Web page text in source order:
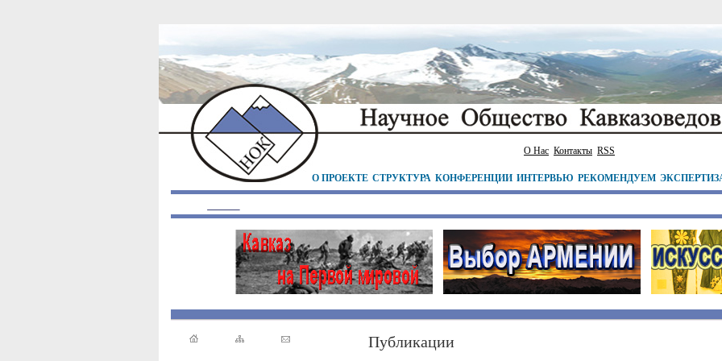
О Нас Контакты RSS
О ПРОЕКТЕ СТРУКТУРА КОНФЕРЕНЦИИ ИНТЕРВЬЮ РЕКОМЕНДУЕМ
Публикации